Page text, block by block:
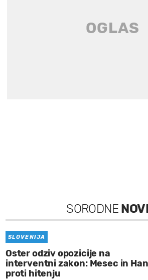
SORODNE
SLOVENIJA
Oster odziv opozicije na
interventni zakon: Mesec in Han
proti hitenju